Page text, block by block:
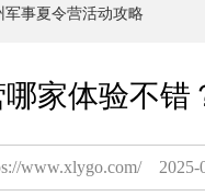
军事夏令营活动攻略
家体验不错
www.xlygo.com/ 2025-